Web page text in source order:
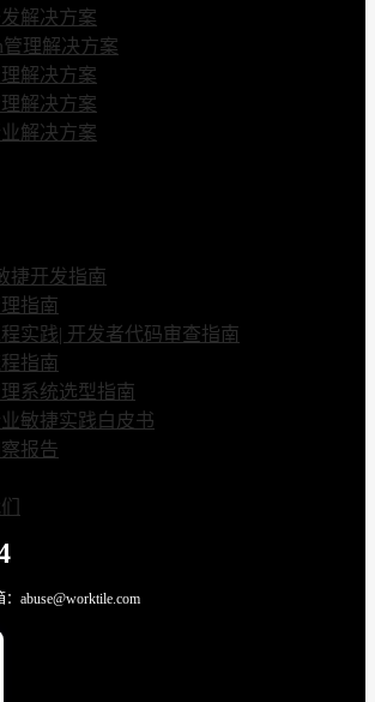
解决方案
管理解决方案
解决方案
解决方案
解决方案
捷开发指南
指南
实践| 开发者代码审查指南
指南
系统选型指南
敏捷实践白皮书
报告
abuse@worktile.com